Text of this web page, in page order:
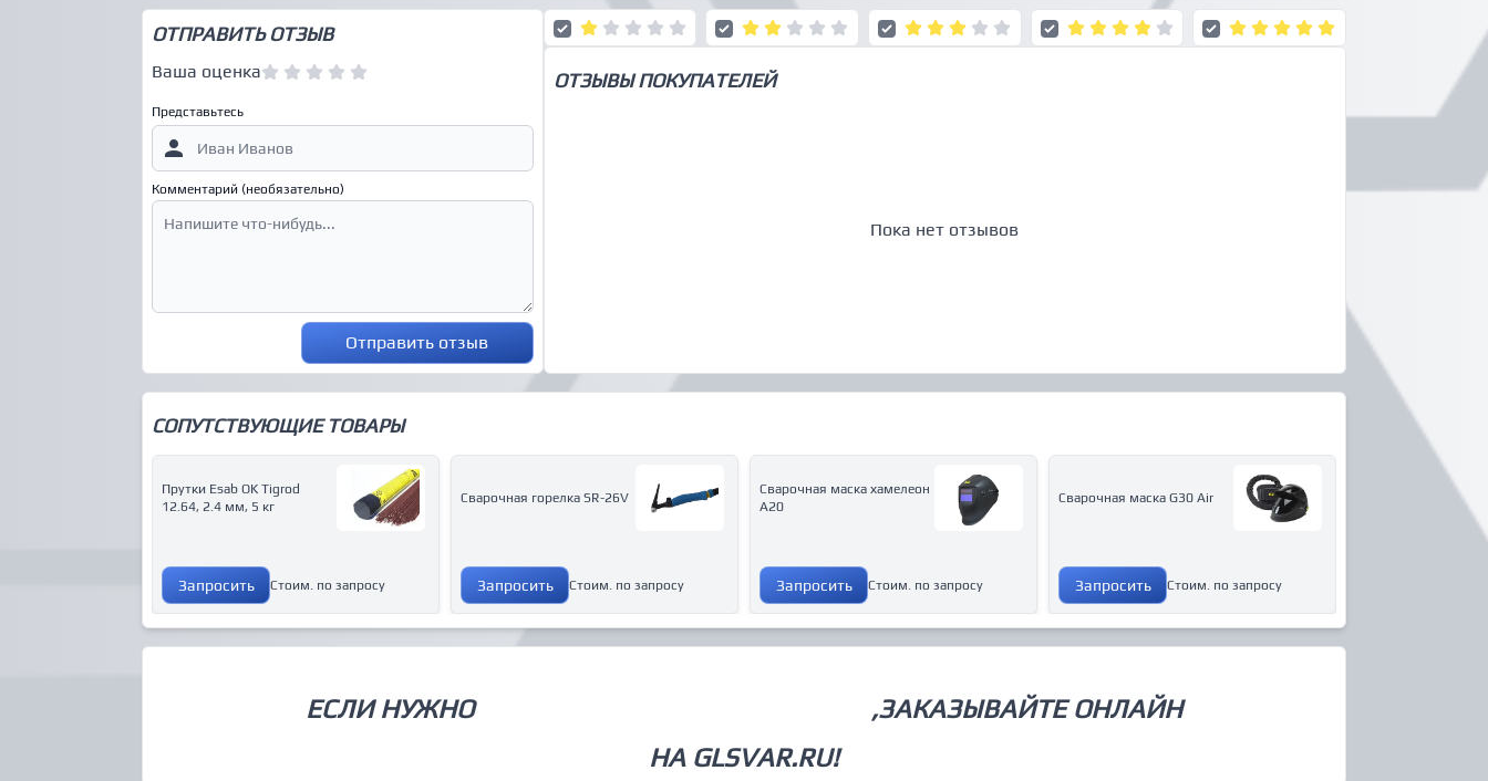
ОТПРАВИТЬ ОТЗЫВ
Ваша оценка
Представьтесь
Комментарий (необязательно)
Отправить отзыв
ОТЗЫВЫ ПОКУПАТЕЛЕЙ
Пока нет отзывов
СОПУТСТВУЮЩИЕ ТОВАРЫ
Прутки Esab OK Tigrod
12.64, 2.4 мм, 5 кг
Запросить Стоим. по запросу
Сварочная горелка SR-26V
Запросить Стоим. по запросу
Сварочная маска хамелеон
A20
Запросить Стоим. по запросу
Сварочная маска G30 Air
Запросить Стоим. по запросу
ЕСЛИ НУЖНО
,ЗАКАЗЫВАЙТЕ ОНЛАЙН
НА GLSVAR.RU!